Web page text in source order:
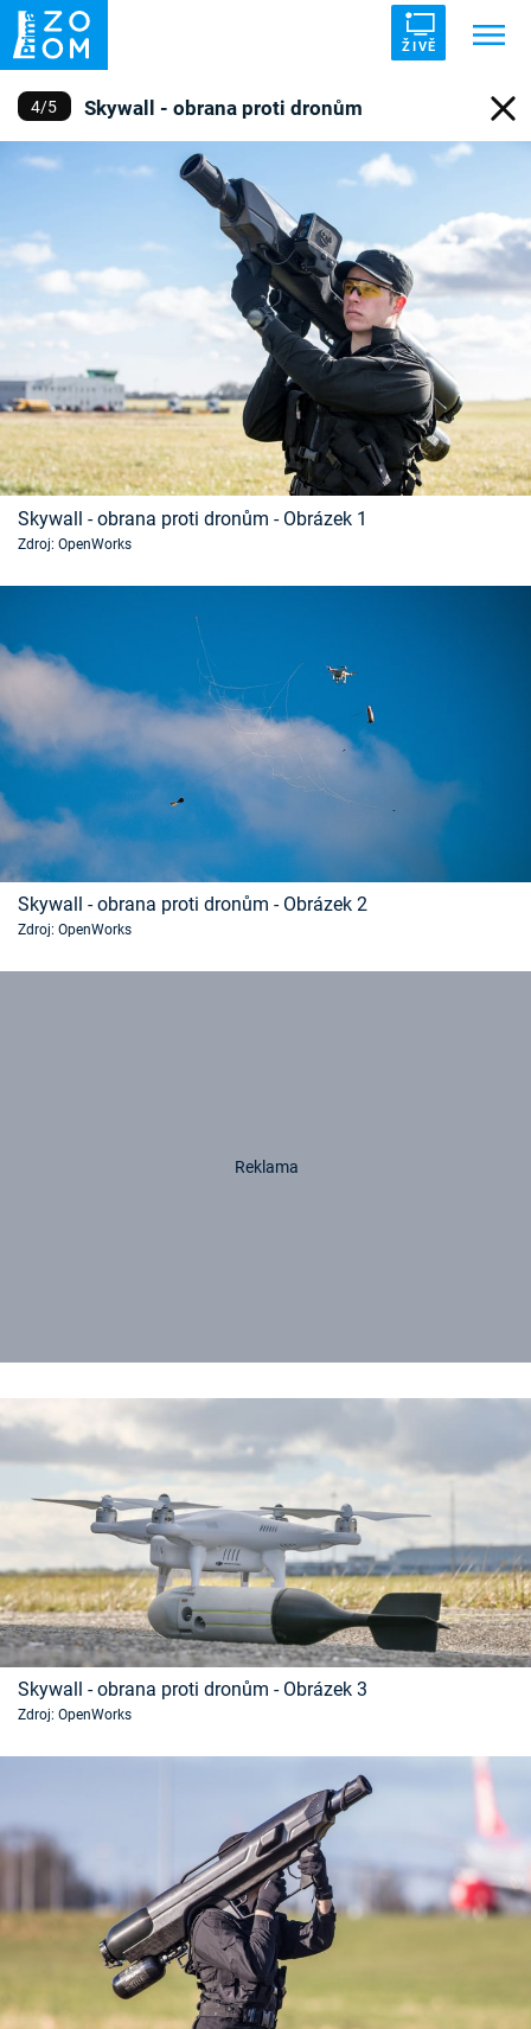
ŽIVĚ
Trendy: ZRÁDCI UFO DRUHÁ SVĚTOVÁ VÁLKA
ZÁHADY VETŘELCI DÁVNOVĚKU
Témata
Témata
Pořady
TV Program
Časopis
Přihlášení
Sledujte nás
4/5 Skywall - obrana proti dronům
Skywall - obrana proti dronům - Obrázek 1
Zdroj: OpenWorks
Skywall - obrana proti dronům - Obrázek 2
Zdroj: OpenWorks
Skywall - obrana proti dronům - Obrázek 3
Zdroj: OpenWorks